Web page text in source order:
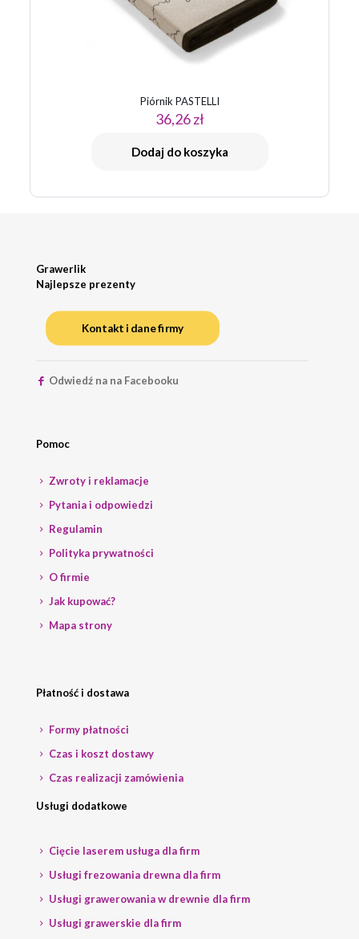
Piórnik PASTELLI
36,26zł
Dodaj do koszyka
Grawerlik
Najlepsze prezenty
Kontakt i dane firmy
Odwiedź na na Facebooku
Pomoc
Zwroty i reklamacje
Pytania i odpowiedzi
Regulamin
Polityka prywatności
O firmie
Jak kupować?
Mapa strony
Płatność i dostawa
Formy płatności
Czas i koszt dostawy
Czas realizacji zamówienia
Usługi dodatkowe
Cięcie laserem usługa dla firm
Usługi frezowania drewna dla firm
Usługi grawerowania w drewnie dla firm
Usługi grawerskie dla firm